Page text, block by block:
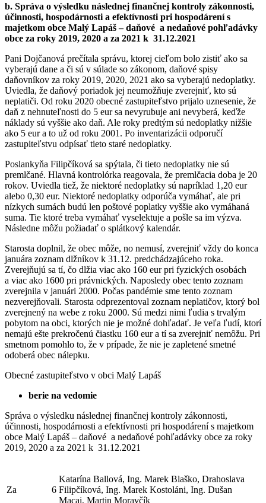
b. Správa o výsledku následnej finančnej kontroly zákonnosti,
účinnosti, hospodárnosti a efektívnosti pri hospodárení s
majetkom obce Malý Lapáš – daňové a nedaňové pohľadávky
obce za roky 2019, 2020 a za 2021 k 31.12.2021
Pani Dojčanová prečítala správu, ktorej cieľom bolo zistiť ako sa
vyberajú dane a či sú v súlade so zákonom, daňové spisy
daňovníkov za roky 2019, 2020, 2021 ako sa vyberajú nedoplatky.
Uviedla, že daňový poriadok jej neumožňuje zverejniť, kto sú
neplatiči. Od roku 2020 obecné zastupiteľstvo prijalo uznesenie, že
daň z nehnuteľnosti do 5 eur sa nevyrubuje ani nevyberá, keďže
náklady sú vyššie ako daň. Ale roky predtým sú nedoplatky nižšie
ako 5 eur a to už od roku 2001. Po inventarizácii odporučí
zastupiteľstvu odpísať tieto staré nedoplatky.
Poslankyňa Filipčíková sa spýtala, či tieto nedoplatky nie sú
premlčané. Hlavná kontrolórka reagovala, že premlčacia doba je 20
rokov. Uviedla tiež, že niektoré nedoplatky sú napríklad 1,20 eur
alebo 0,30 eur. Niektoré nedoplatky odporúča vymáhať, ale pri
nízkych sumách budú len poštové poplatky vyššie ako vymáhaná
suma. Tie ktoré treba vymáhať vyselektuje a pošle sa im výzva.
Následne môžu požiadať o splátkový kalendár.
Starosta doplnil, že obec môže, no nemusí, zverejniť vždy do konca
januára zoznam dlžníkov k 31.12. predchádzajúceho roka.
Zverejňujú sa tí, čo dlžia viac ako 160 eur pri fyzických osobách
a viac ako 1600 pri právnických. Naposledy obec tento zoznam
zverejnila v januári 2000. Počas pandémie sme tento zoznam
nezverejňovali. Starosta odprezentoval zoznam neplatičov, ktorý bol
zverejnený na webe z roku 2000. Sú medzi nimi ľudia s trvalým
pobytom na obci, ktorých nie je možné dohľadať. Je veľa ľudí, ktorí
nemajú ešte prekročenú čiastku 160 eur a tí sa zverejniť nemôžu. Pri
smetnom pomohlo to, že v prípade, že nie je zapletené smetné
odoberá obec nálepku.
Obecné zastupiteľstvo v obci Malý Lapáš
berie na vedomie
Správa o výsledku následnej finančnej kontroly zákonnosti,
účinnosti, hospodárnosti a efektívnosti pri hospodárení s majetkom
obce Malý Lapáš – daňové a nedaňové pohľadávky obce za roky
2019, 2020 a za 2021 k 31.12.2021
Za 6
Katarína Ballová, Ing. Marek Blaško, Drahoslava
Filipčíková, Ing. Marek Kostoláni, Ing. Dušan
Macai, Martin Moravčík